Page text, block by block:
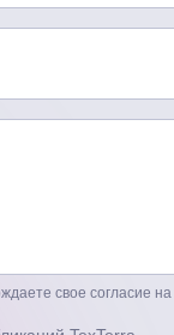
свое согласие на